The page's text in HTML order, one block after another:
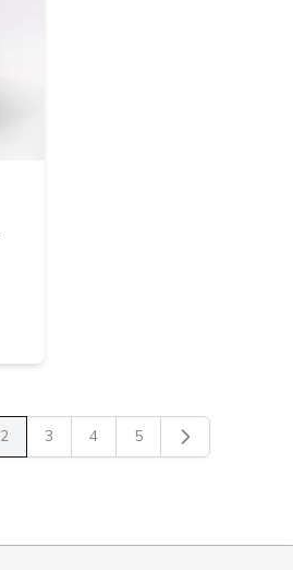
Attualmente stai leggendo la pagina
2 Pagina
3 Pagina
4 Pagina
5